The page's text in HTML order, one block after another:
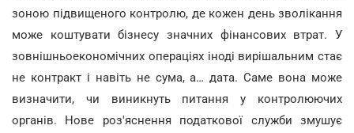
зоною підвищеного контролю, де кожен день зволікання
може коштувати бізнесу значних фінансових втрат. У
зовнішньоекономічних операціях іноді вирішальним стає
не контракт і навіть не сума, а… дата. Саме вона може
визначити, чи виникнуть питання у контролюючих
органів. Нове роз'яснення податкової служби змушує